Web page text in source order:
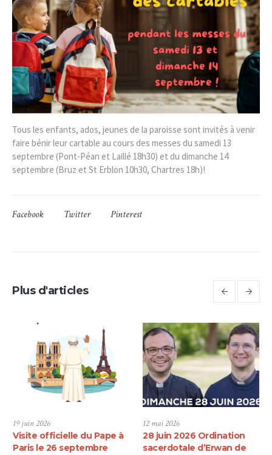
Tous les enfants, ados, jeunes de la paroisse sont invités à venir
faire bénir leur cartable au cours des messes du samedi 13
septembre (Pont-Péan et Laillé 18h30) et du dimanche 14
septembre (Bruz et St Erblon 10h30, Chartres 18h)!
Facebook Twitter Pinterest
Plus d'articles
19 juin 2026
Visite officielle du Pape à
Paris le 26 septembre
12 mai 2026
28 juin 2026 Ordination
sacerdotale d’Erwan de